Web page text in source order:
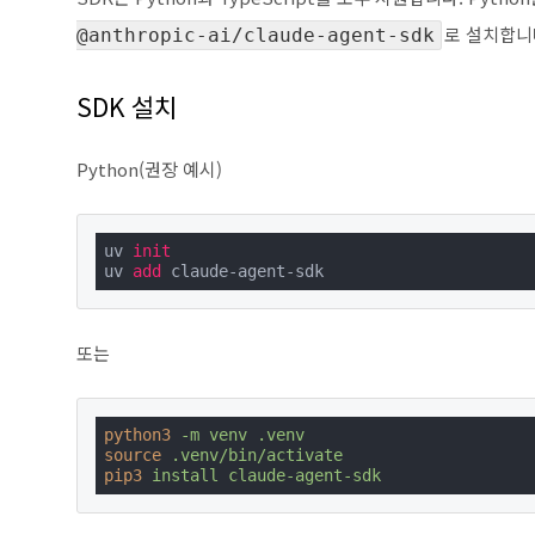
@anthropic-ai/claude-agent-sdk 로 설치합
SDK 설치
Python(권장 예시)
uv init
uv add claude-agent-sdk
또는
python3
-m venv .venv
source
.venv/bin/activate
pip3 install claude-agent-sdk